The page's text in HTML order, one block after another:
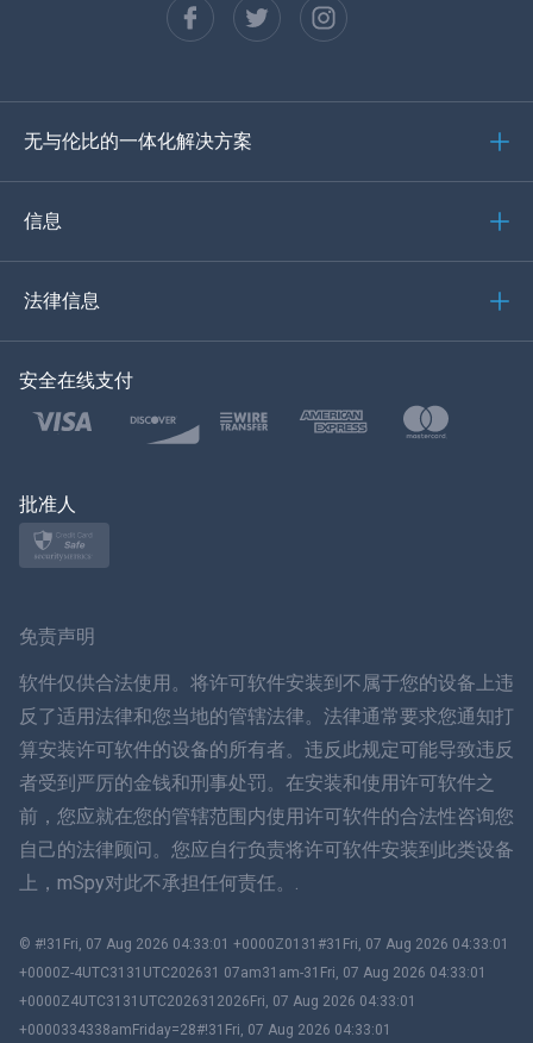
西班牙语
德语
土耳其语
波兰文
ภาษาไทย
简体中文
丹麦语
हिंदी
עברית
无与伦比的一体化解决方案
信息
法律信息
安全在线支付
批准人
免责声明
软件仅供合法使用。将许可软件安装到不属于您的设备上违
反了适用法律和您当地的管辖法律。法律通常要求您通知打
算安装许可软件的设备的所有者。违反此规定可能导致违反
者受到严厉的金钱和刑事处罚。在安装和使用许可软件之
前，您应就在您的管辖范围内使用许可软件的合法性咨询您
自己的法律顾问。您应自行负责将许可软件安装到此类设备
上，mSpy对此不承担任何责任。.
© #!31Fri, 07 Aug 2026 04:33:01 +0000Z0131#31Fri, 07 Aug 2026 04:33:01
+0000Z-4UTC3131UTC202631 07am31am-31Fri, 07 Aug 2026 04:33:01
+0000Z4UTC3131UTC2026312026Fri, 07 Aug 2026 04:33:01
+0000334338amFriday=28#!31Fri, 07 Aug 2026 04:33:01